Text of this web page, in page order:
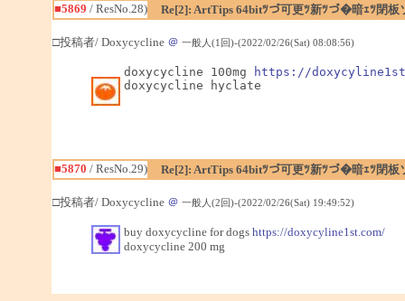
■5869 / ResNo.28) Re[2]: ArtTips 64bitﾂづ可更ﾂ新ﾂづ�暗ｪﾂ閉
□投稿者/ Doxycycline ＠ 一般人(1回)-(2022/02/26(Sat) 08:08:56)
doxycycline 100mg
https://
doxycycline hyclate
■5870 / ResNo.29) Re[2]: ArtTips 64bitﾂづ可更ﾂ新ﾂづ�暗ｪﾂ閉
□投稿者/ Doxycycline ＠ 一般人(2回)-(2022/02/26(Sat) 19:49:52)
buy doxycycline for dogs https://doxycyline1st.com/
doxycycline 200 mg